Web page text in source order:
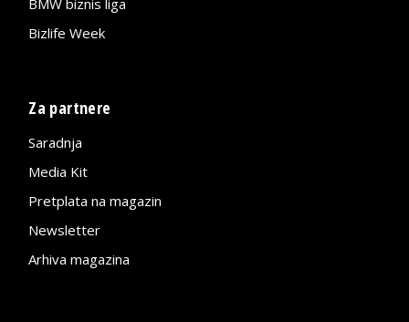
BMW biznis liga
Bizlife Week
Za partnere
Saradnja
Media Kit
Pretplata na magazin
Newsletter
Arhiva magazina